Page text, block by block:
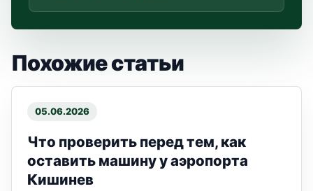
Похожие статьи
05.06.2026
Что проверить перед тем, как
оставить машину у аэропорта
Кишинев